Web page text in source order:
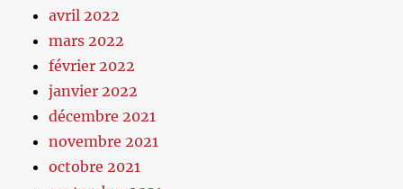
avril 2022
mars 2022
février 2022
janvier 2022
décembre 2021
novembre 2021
octobre 2021